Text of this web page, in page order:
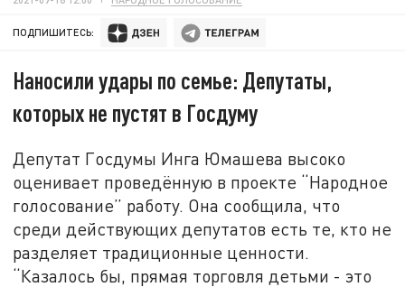
ПОДПИШИТЕСЬ:
Наносили удары по семье: Депутаты,
которых не пустят в Госдуму
Депутат Госдумы Инга Юмашева высоко
оценивает проведённую в проекте “Народное
голосование” работу. Она сообщила, что
среди действующих депутатов есть те, кто не
разделяет традиционные ценности.
“Казалось бы, прямая торговля детьми - это